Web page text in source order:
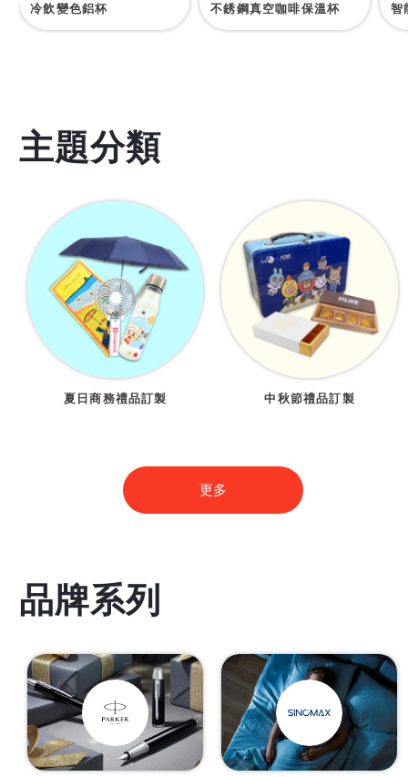
冷飲變色鋁杯 不銹鋼真空咖啡保溫杯 智
主題分類
夏日商務禮品訂製 中秋節禮品訂製
更多
品牌系列